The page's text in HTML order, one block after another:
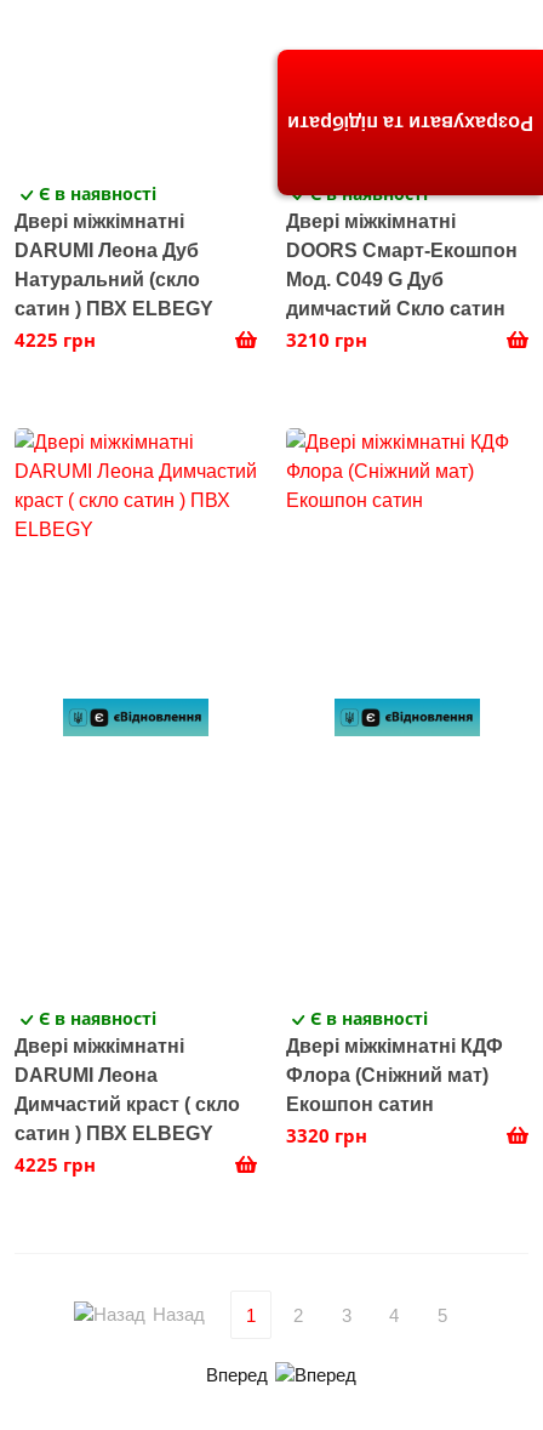
Є в наявності
Двері міжкімнатні
DARUMI Леона Дуб
Натуральний (скло
сатин ) ПВХ ELBEGY
4225 грн
Є в наявності
Двері міжкімнатні
DOORS Смарт-Екошпон
Мод. C049 G Дуб
димчастий Скло сатин
3210 грн
Є в наявності
Двері міжкімнатні
DARUMI Леона
Димчастий краст ( скло
сатин ) ПВХ ELBEGY
4225 грн
Є в наявності
Двері міжкімнатні КДФ
Флора (Сніжний мат)
Екошпон сатин
3320 грн
Назад 1 2 3 4 5
Вперед
Розрахувати та підібрати